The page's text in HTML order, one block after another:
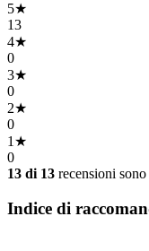
5★
13
4★
0
3★
0
2★
0
1 ★
0
13 di 13 recensioni
Indice di